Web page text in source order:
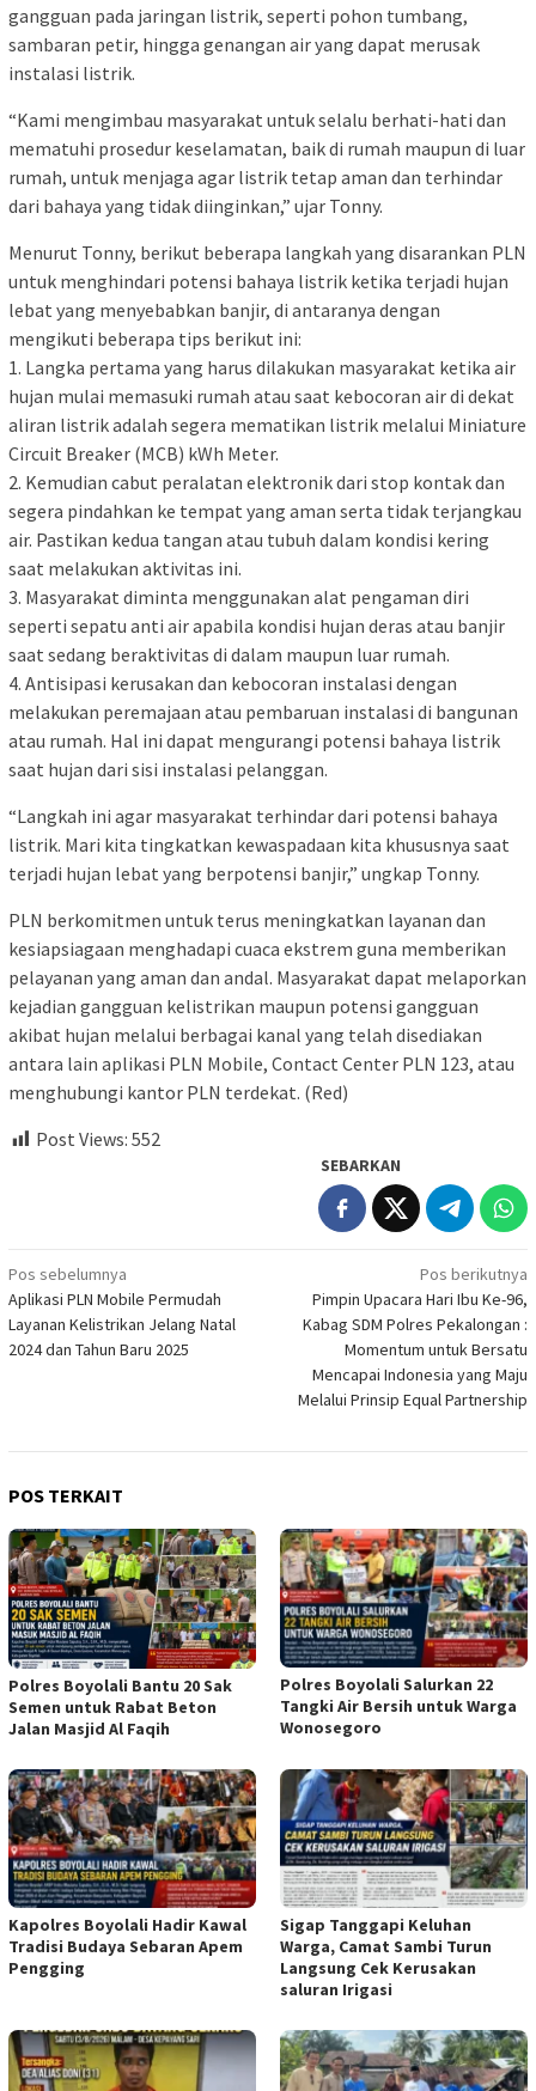
gangguan pada jaringan listrik, seperti pohon tumbang,
sambaran petir, hingga genangan air yang dapat merusak
instalasi listrik.
“Kami mengimbau masyarakat untuk selalu berhati-hati dan
mematuhi prosedur keselamatan, baik di rumah maupun di luar
rumah, untuk menjaga agar listrik tetap aman dan terhindar
dari bahaya yang tidak diinginkan,” ujar Tonny.
Menurut Tonny, berikut beberapa langkah yang disarankan PLN
untuk menghindari potensi bahaya listrik ketika terjadi hujan
lebat yang menyebabkan banjir, di antaranya dengan
mengikuti beberapa tips berikut ini:
1. Langka pertama yang harus dilakukan masyarakat ketika air
hujan mulai memasuki rumah atau saat kebocoran air di dekat
aliran listrik adalah segera mematikan listrik melalui Miniature
Circuit Breaker (MCB) kWh Meter.
2. Kemudian cabut peralatan elektronik dari stop kontak dan
segera pindahkan ke tempat yang aman serta tidak terjangkau
air. Pastikan kedua tangan atau tubuh dalam kondisi kering
saat melakukan aktivitas ini.
3. Masyarakat diminta menggunakan alat pengaman diri
seperti sepatu anti air apabila kondisi hujan deras atau banjir
saat sedang beraktivitas di dalam maupun luar rumah.
4. Antisipasi kerusakan dan kebocoran instalasi dengan
melakukan peremajaan atau pembaruan instalasi di bangunan
atau rumah. Hal ini dapat mengurangi potensi bahaya listrik
saat hujan dari sisi instalasi pelanggan.
“Langkah ini agar masyarakat terhindar dari potensi bahaya
listrik. Mari kita tingkatkan kewaspadaan kita khususnya saat
terjadi hujan lebat yang berpotensi banjir,” ungkap Tonny.
PLN berkomitmen untuk terus meningkatkan layanan dan
kesiapsiagaan menghadapi cuaca ekstrem guna memberikan
pelayanan yang aman dan andal. Masyarakat dapat melaporkan
kejadian gangguan kelistrikan maupun potensi gangguan
akibat hujan melalui berbagai kanal yang telah disediakan
antara lain aplikasi PLN Mobile, Contact Center PLN 123, atau
menghubungi kantor PLN terdekat. (Red)
Post Views: 552
SEBARKAN
Navigasi
pos
Pos sebelumnya
Aplikasi PLN Mobile Permudah
Layanan Kelistrikan Jelang Natal
2024 dan Tahun Baru 2025
Pos berikutnya
Pimpin Upacara Hari Ibu Ke-96,
Kabag SDM Polres Pekalongan :
Momentum untuk Bersatu
Mencapai Indonesia yang Maju
Melalui Prinsip Equal Partnership
POS TERKAIT
Polres Boyolali Bantu 20 Sak
Semen untuk Rabat Beton
Jalan Masjid Al Faqih
Polres Boyolali Salurkan 22
Tangki Air Bersih untuk Warga
Wonosegoro
Kapolres Boyolali Hadir Kawal
Tradisi Budaya Sebaran Apem
Pengging
Sigap Tanggapi Keluhan
Warga, Camat Sambi Turun
Langsung Cek Kerusakan
saluran Irigasi